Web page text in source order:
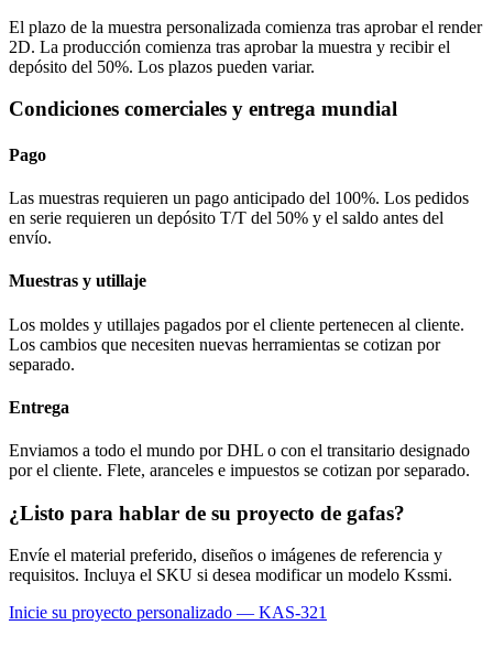
El plazo de la muestra personalizada comienza tras aprobar el render
2D. La producción comienza tras aprobar la muestra y recibir el
depósito del 50%. Los plazos pueden variar.
Condiciones comerciales y entrega mundial
Pago
Las muestras requieren un pago anticipado del 100%. Los pedidos
en serie requieren un depósito T/T del 50% y el saldo antes del
envío.
Muestras y utillaje
Los moldes y utillajes pagados por el cliente pertenecen al cliente.
Los cambios que necesiten nuevas herramientas se cotizan por
separado.
Entrega
Enviamos a todo el mundo por DHL o con el transitario designado
por el cliente. Flete, aranceles e impuestos se cotizan por separado.
¿Listo para hablar de su proyecto de gafas?
Envíe el material preferido, diseños o imágenes de referencia y
requisitos. Incluya el SKU si desea modificar un modelo Kssmi.
Inicie su proyecto personalizado — KAS-321